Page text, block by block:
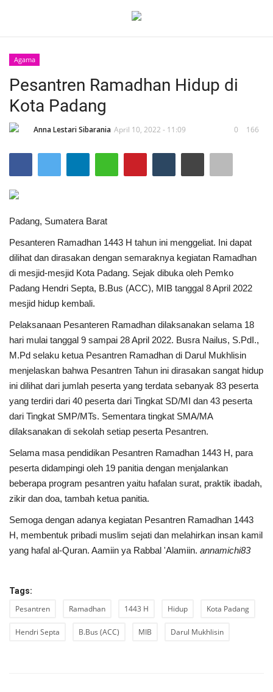
Home
Kesehatan
Puisi
Cerpen
Cerita Anak
Resensi
Reportase
Galleri
Audiobook
Agama
Pesantren Ramadhan Hidup di
Kota Padang
Anna Lestari Sibarania April 10, 2022 - 11:09 0 166
Padang, Sumatera Barat
Pesanteren Ramadhan 1443 H tahun ini menggeliat. Ini dapat
dilihat dan dirasakan dengan semaraknya kegiatan Ramadhan
di mesjid-mesjid Kota Padang. Sejak dibuka oleh Pemko
Padang Hendri Septa, B.Bus (ACC), MIB tanggal 8 April 2022
mesjid hidup kembali.
Pelaksanaan Pesanteren Ramadhan dilaksanakan selama 18
hari mulai tanggal 9 sampai 28 April 2022. Busra Nailus, S.PdI.,
M.Pd selaku ketua Pesantren Ramadhan di Darul Mukhlisin
menjelaskan bahwa Pesantren Tahun ini dirasakan sangat hidup
ini dilihat dari jumlah peserta yang terdata sebanyak 83 peserta
yang terdiri dari 40 peserta dari Tingkat SD/MI dan 43 peserta
dari Tingkat SMP/MTs. Sementara tingkat SMA/MA
dilaksanakan di sekolah setiap peserta Pesantren.
Selama masa pendidikan Pesantren Ramadhan 1443 H, para
peserta didampingi oleh 19 panitia dengan menjalankan
beberapa program pesantren yaitu hafalan surat, praktik ibadah,
zikir dan doa, tambah ketua panitia.
Semoga dengan adanya kegiatan Pesantren Ramadhan 1443
H, membentuk pribadi muslim sejati dan melahirkan insan kamil
yang hafal al-Quran. Aamiin ya Rabbal 'Alamiin. annamichi83
Tags:
Pesantren Ramadhan 1443 H Hidup Kota Padang
Hendri Septa B.Bus (ACC) MIB Darul Mukhlisin